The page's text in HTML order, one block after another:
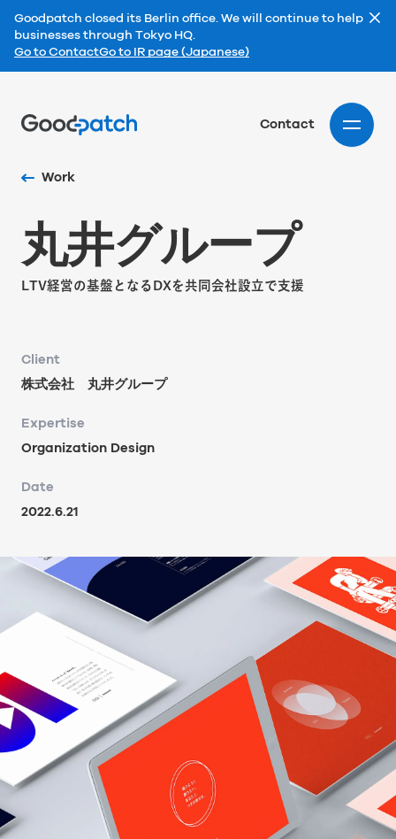
Goodpatch closed its Berlin office. We will continue to help
businesses through Tokyo HQ.
Go to ContactGo to IR page (Japanese)
Contact
Work
丸井グループ
LTV経営の基盤となるDXを共同会社設立で支援
Client
株式会社 丸井グループ
Expertise
Organization Design
Date
2022.6.21